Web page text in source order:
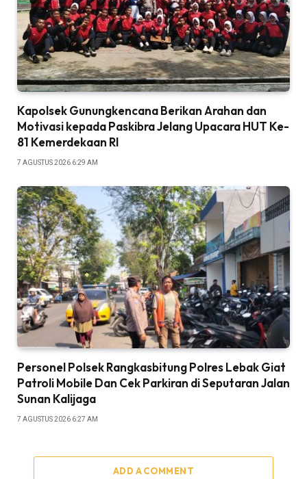
‎Kapolsek Gunungkencana Berikan Arahan dan
Motivasi kepada Paskibra Jelang Upacara HUT Ke-
81 Kemerdekaan RI
7 AGUSTUS 2026 6:29 AM
Personel Polsek Rangkasbitung Polres Lebak Giat
Patroli Mobile Dan Cek Parkiran di Seputaran Jalan
Sunan Kalijaga
7 AGUSTUS 2026 6:27 AM
ADD A COMMENT